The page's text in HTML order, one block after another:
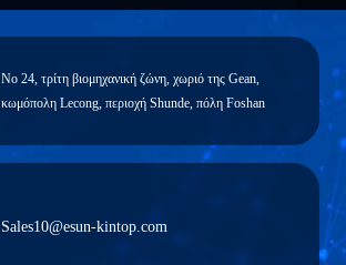
Νο 24, τρίτη βιομηχανική ζώνη, χωριό της Gean,
κωμόπολη Lecong, περιοχή Shunde, πόλη Foshan
Sales10@esun-kintop.com